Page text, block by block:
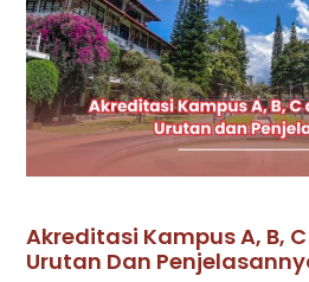
Akreditasi Kampus A, B,
Urutan Dan